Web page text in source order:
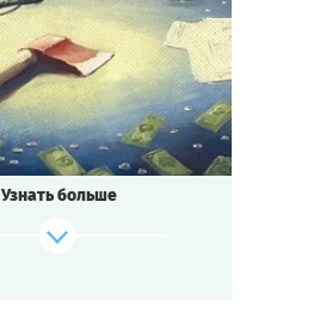
2-3 ч.
Детектив
Квестория
Узнать больше